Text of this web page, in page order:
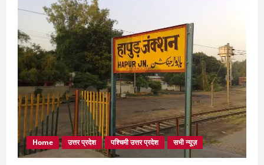
Home उत्तर प्रदेश पश्चिमी उत्तर प्रदेश सभी न्यूज़